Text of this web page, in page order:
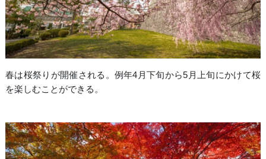
春は桜祭りが開催される。例年4月下旬から5月上旬にかけて桜
を楽しむことができる。